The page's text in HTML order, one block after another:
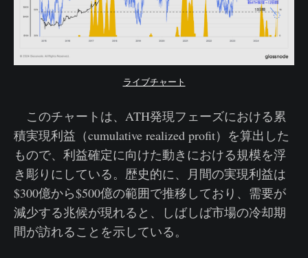
ライブチャート
このチャートは、ATH発現フェーズにおける累
積実現利益（cumulative realized profit）を算出した
もので、利益確定に向けた動きにおける規模を浮
き彫りにしている。歴史的に、月間の実現利益は
$300億から$500億の範囲で推移しており、需要が
減少する兆候が現れると、しばしば市場の冷却期
間が訪れることを示している。